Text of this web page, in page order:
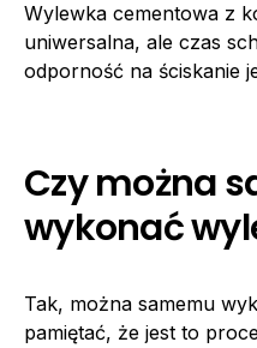
Wylewka cementowa z
uniwersalna, ale czas
odporność na ściskanie
Czy można
wykonać
Tak, można samemu
pamiętać, że jest to